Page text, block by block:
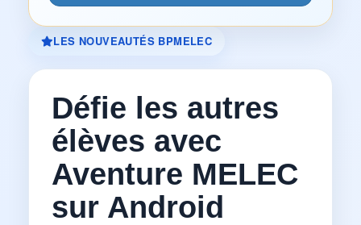
LES NOUVEAUTÉS BPMELEC
Défie les autres
élèves avec
Aventure MELEC
sur Android